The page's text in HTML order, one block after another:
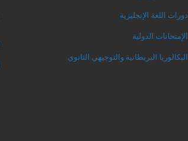
دورات اللغة الإنجليزية
الإمتحانات الدولية
البكالوريا البريطانية والتوجيهي الثانوي